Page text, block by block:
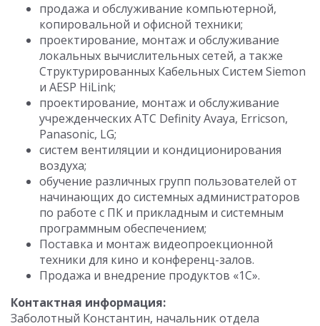
продажа и обслуживание компьютерной,
копировальной и офисной техники;
проектирование, монтаж и обслуживание
локальных вычислительных сетей, а также
Структурированных Кабельных Систем Siemon
и AESP HiLink;
проектирование, монтаж и обслуживание
учрежденческих АТС Definity Avaya, Erricson,
Panasonic, LG;
систем вентиляции и кондиционирования
воздуха;
обучение различных групп пользователей от
начинающих до системных администраторов
по работе с ПК и прикладным и системным
программным обеспечением;
Поставка и монтаж видеопроекционной
техники для кино и конференц-залов.
Продажа и внедрение продуктов «1С».
Контактная информация:
Заболотный Константин, начальник отдела